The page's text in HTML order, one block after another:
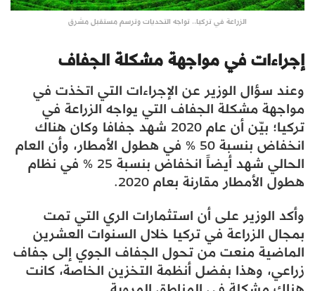
الزراعة في تركيا.. تواجه التحديات وترسم مستقبل مشرق
إجراءات في مواجهة مشكلة الجفاف
وعند سؤال الوزير عن الإجراءات التي اتخذت في
مواجهة مشكلة الجفاف التي يواجه الزراعة في
تركيا؛ بيّن أن عام 2020 شهد جفافا وكان هناك
انخفاض بنسبة 50 % في هطول الأمطار، وأن العام
الحالي شهد أيضاً انخفاض بنسبة 25 % في نظام
هطول الأمطار مقارنة بعام 2020.
وأكد الوزير على أن استثمارات الري التي تمت
بمجال الزراعة في تركيا خلال السنوات العشرين
الماضية منعت من تحول الجفاف الجوي إلى جفاف
زراعي، وهذا بفضل أنظمة التخزين الخاصة، كانت